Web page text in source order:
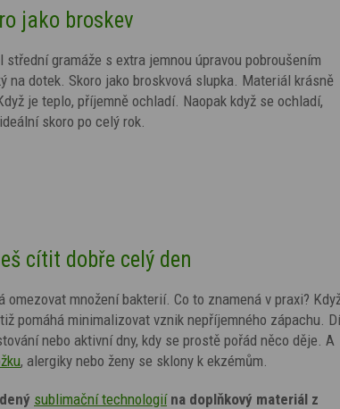
jako broskev
střední gramáže s extra jemnou úpravou pobroušením
na dotek. Skoro jako broskvová slupka. Materiál krásně
je teplo, příjemně ochladí. Naopak když se ochladí,
skoro po celý rok.
cítit dobře celý den
omezovat množení bakterií. Co to znamená v praxi?
pomáhá minimalizovat vznik nepříjemného zápachu.
nebo aktivní dny, kdy se prostě pořád něco děje. A
, alergiky nebo ženy se sklony k ekzémům.
sublimační technologiína doplňkový materiál z